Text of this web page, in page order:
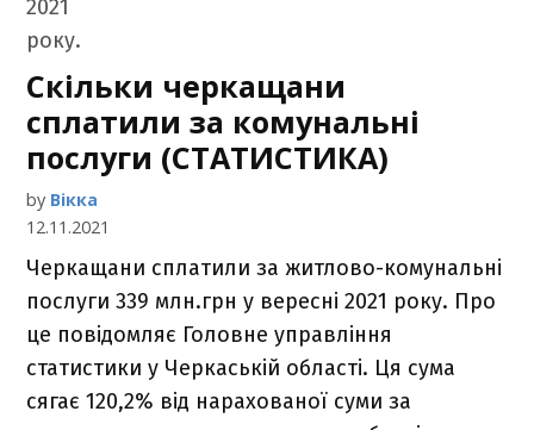
Скільки черкащани
сплатили за комунальні
послуги (СТАТИСТИКА)
by Вікка
12.11.2021
Черкащани сплатили за житлово-комунальні
послуги 339 млн.грн у вересні 2021 року. Про
це повідомляє Головне управління
статистики у Черкаській області. Ця сума
сягає 120,2% від нарахованої суми за